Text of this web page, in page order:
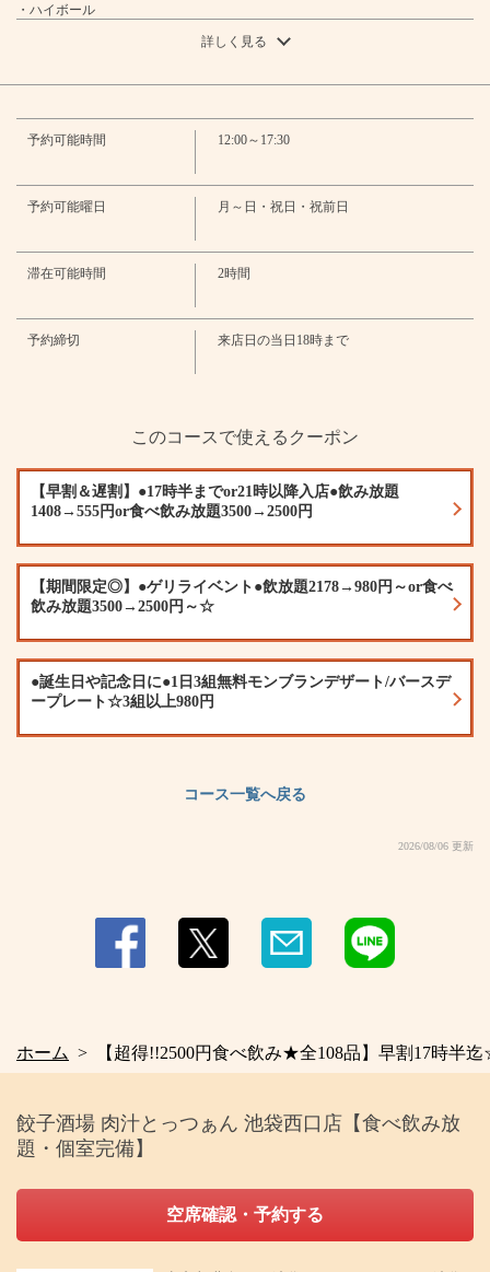
・ハイボール
ンハイボール/カルピスハイボール/ゆずハイボール/イチゴハイボール/パイン
・サワー
・オリジナルサワー
・焼酎
・わんこ（麦）ロック・ソーダ・水割り・ウーロン割/なんこ（芋）ロッ
・茉莉花（ロック・ソーダ・水割り・ウーロン割・ジャスミン茶割）
・翠ジンソーダ/翠ジンコーラ/翠ジンジンジャー/翠ジンウーロン
・ロック・ソーダ・水割り・ジンジャー割
ラムネ/ジャスミン茶
・▼プレミアム飲み放題(プラス料金)
・オリジナルハイボール
・レモネードハイボール/ミントハイボール/ベリーハイボール/シトラスジン
ジャーハイボール
・オリジナルレモンサワー
・最強レモンサワー/ミント香るレモンサワー/ゆず蜂蜜レモンサワー/アール
グレイレモンサワー/梅しそレモンサワー/黒レモンサワー/南国レモンサワー
レモンサワー
・ワインカクテル
・キティ/オペレーター/カリモーチョ/キール
・カクテル
ネーブル/大葉モヒート
詳しく見る
予約可能時間 12:00～17:30
予約可能曜日 月～日・祝日・祝前日
滞在可能時間 2時間
予約締切 来店日の当日18時まで
このコースで使えるクーポン
【早割＆遅割】●17時半までor21時以降入店●飲み放題
1408→555円or食べ飲み放題3500→2500円
【期間限定◎】●ゲリライベント●飲放題2178→980円～or食べ
飲み放題3500→2500円～☆
●誕生日や記念日に●1日3組無料モンブランデザート/バースデ
ープレート☆3組以上980円
コース一覧へ戻る
2026/08/06 更新
ホーム 【超得!!2500円食べ飲み★全108品】早割17時半
餃子酒場 肉汁とっつぁん 池袋西口店【食べ飲み放
題・個室完備】
空席確認・予約する